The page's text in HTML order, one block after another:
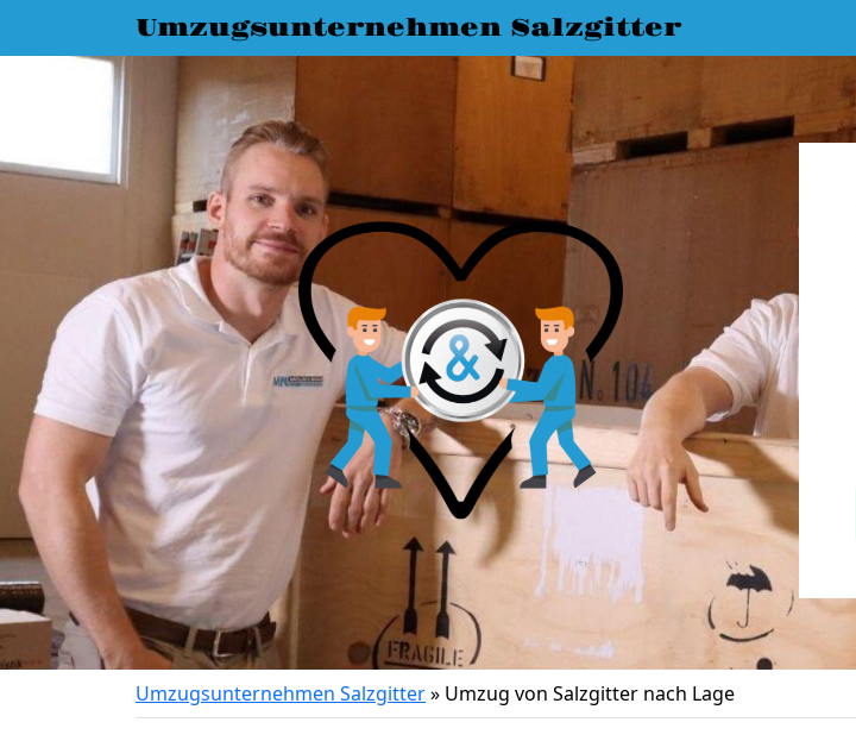
Umzugsunternehmen Salzgitter
Umzugsunternehmen Salzgitter» Umzug von Salzgitter nach Lage